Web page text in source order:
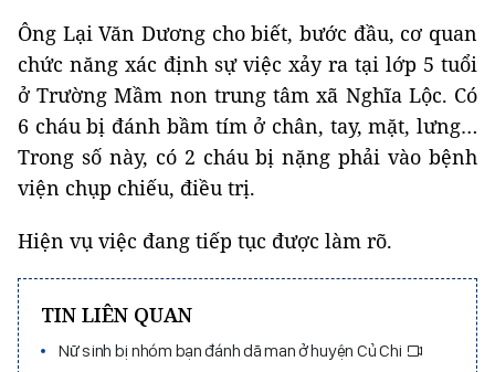
Ông Lại Văn Dương cho biết, bước đầu, cơ quan
chức năng xác định sự việc xảy ra tại lớp 5 tuổi
ở Trường Mầm non trung tâm xã Nghĩa Lộc. Có
6 cháu bị đánh bầm tím ở chân, tay, mặt, lưng…
Trong số này, có 2 cháu bị nặng phải vào bệnh
viện chụp chiếu, điều trị.
Hiện vụ việc đang tiếp tục được làm rõ.
TIN LIÊN QUAN
Nữ sinh bị nhóm bạn đánh dã man ở huyện Củ Chi